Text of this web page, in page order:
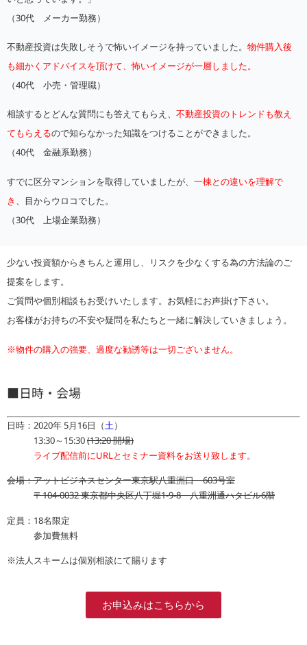
（30代 メーカー勤務）
不動産投資は失敗しそうで怖いイメージを持っていました。 物件購入後
も細かくアドバイスを頂けて、怖いイメージが一層しました。
（40代 小売・管理職）
相談するとどんな質問にも答えてもらえ、 不動産投資のトレンドも教え
てもらえるので知らなかった知識をつけることができました。
（40代 金融系勤務）
すでに区分マンションを取得していましたが、 一棟との違いを理解で
き 、目からウロコでした。
（30代 上場企業勤務）
少ない投資額からきちんと運用し、リスクを少なくする為の方法論のご
提案をします。
ご質問や個別相談もお受けいたします。お気軽にお声掛け下さい。
お客様がお持ちの不安や疑問を私たちと一緒に解決していきましょう。
※物件の購入の強要、過度な勧誘等は一切ございません。
■日時・会場
日時：2020年 5月16日（土）
13:30～15:30(13:20 開場)
ライブ配信前にURLとセミナー資料をお送り致します。
会場：アットビジネスセンター東京駅八重洲口 603号室
〒104-0032 東京都中央区八丁堀1-9-8 八重洲通ハタビル6階
定員：18名限定
参加費無料
※法人スキームは個別相談にて賜ります
お申込みはこちらから